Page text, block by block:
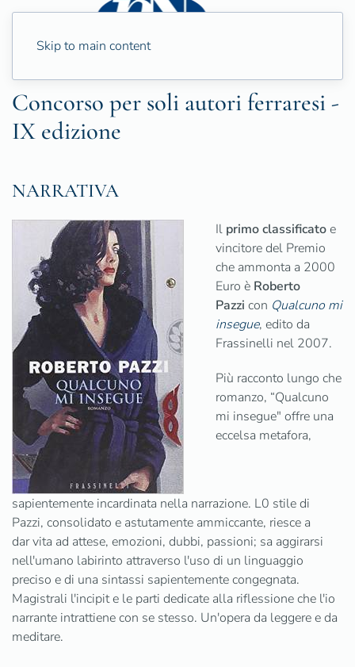
Skip to main content
Concorso per soli autori ferraresi -
IX edizione
NARRATIVA
Il primo classificatoe
vincitore del Premio
che ammonta a 2000
Euro è Roberto
Pazzi con Qualcuno mi
insegue, edito da
Frassinelli nel 2007.
Più racconto lungo che
romanzo, “Qualcuno
mi insegue" offre una
eccelsa metafora,
sapientemente incardinata nella narrazione. L0 stile di
Pazzi, consolidato e astutamente ammiccante, riesce a
dar vita ad attese, emozioni, dubbi, passioni; sa aggirarsi
nell'umano labirinto attraverso l'uso di un linguaggio
preciso e di una sintassi sapientemente congegnata.
Magistrali l'incipit e le parti dedicate alla riflessione che l'io
narrante intrattiene con se stesso. Un'opera da leggere e da
meditare.